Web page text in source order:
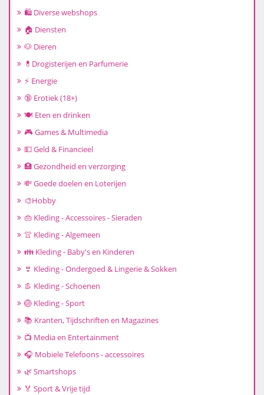
🛍️ Diverse webshops
🏠 Diensten
🐶 Dieren
💊Drogisterijen en Parfumerie
⚡ Energie
🔞 Erotiek (18+)
🍽️ Eten en drinken
🎮 Games & Multimedia
💵 Geld & Financieel
🏥 Gezondheid en verzorging
💸 Goede doelen en Loterijen
🎨Hobby
👜 Kleding - Accessoires - Sieraden
👚 Kleding - Algemeen
👪 Kleding - Baby's en Kinderen
👙 Kleding - Ondergoed & Lingerie & Sokken
👢 Kleding - Schoenen
🏐 Kleding - Sport
📚 Kranten, Tijdschriften en Magazines
📺 Media en Entertainment
🎧 Mobiele Telefoons - accessoires
🌿 Smartshops
🏅 Sport & Vrije tijd